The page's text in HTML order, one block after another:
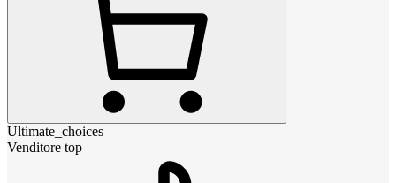
Ultimate_choices
Venditore top